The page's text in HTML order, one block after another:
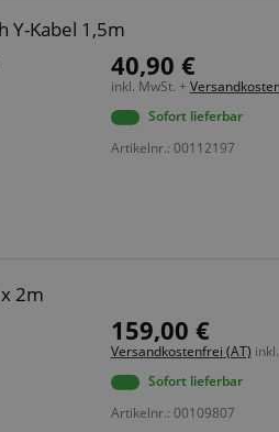
Y-Kabel 1,5m
40,90 €
inkl. MwSt. +
Sofort lieferbar
Artikelnr.: 00112197
2m
159,00 €
Versandkostenfrei (AT)
Sofort lieferbar
Artikelnr.: 00109807